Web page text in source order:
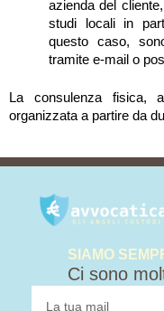
azienda del
studi locali in
questo caso,
tramite e-mail o
La consulenza fisica,
organizzata a partire da
SIAMO
Ci sono